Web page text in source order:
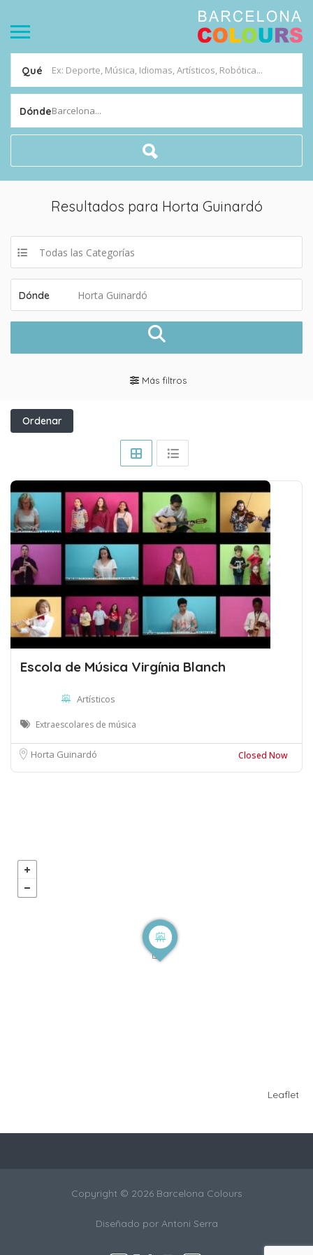
Qué
DóndeBarcelona...
Resultados para Horta Guinardó
Todas las Categorías
Dónde Horta Guinardó
Más filtros
Ordenar
Escola de Música Virgínia Blanch
Artísticos
Extraescolares de música
Horta Guinardó Closed Now
Leaflet
Copyright © 2026 Barcelona Colours
Diseñado por Antoni Serra